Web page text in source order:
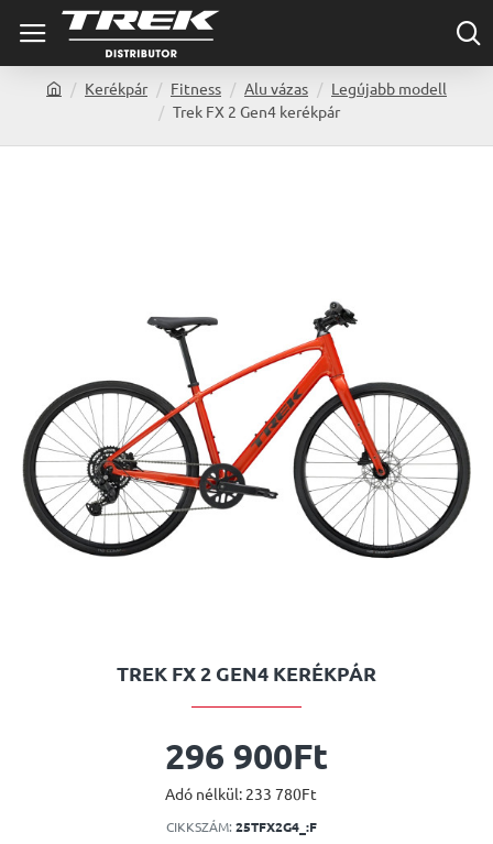
m
Kerékpár Fitness Alu vázas
Legújabb modell
Trek FX 2 Gen4 kerékpár
TREK FX 2 GEN4 KERÉKPÁR
296 900Ft
Adó nélkül: 233 780Ft
CIKKSZÁM: 25TFX2G4_:F